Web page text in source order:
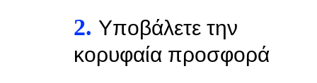
2. Υποβάλετε την
κορυφαία προσφορά